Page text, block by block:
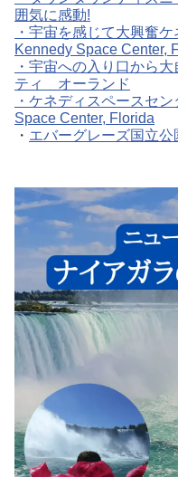
囲気に感動!
・ 宇宙を感じて大興奮
Kennedy Space Center,
・ 宇宙への入り口から
ティ オーランド
・ ケネディスペースセ
Space Center, Florida
・ エバーグレーズ国立公